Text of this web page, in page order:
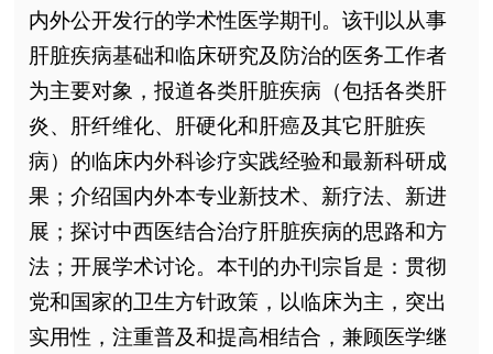
内外公开发行的学术性医学期刊。该刊以从事
肝脏疾病基础和临床研究及防治的医务工作者
为主要对象，报道各类肝脏疾病（包括各类肝
炎、肝纤维化、肝硬化和肝癌及其它肝脏疾
病）的临床内外科诊疗实践经验和最新科研成
果；介绍国内外本专业新技术、新疗法、新进
展；探讨中西医结合治疗肝脏疾病的思路和方
法；开展学术讨论。本刊的办刊宗旨是：贯彻
党和国家的卫生方针政策，以临床为主，突出
实用性，注重普及和提高相结合，兼顾医学继